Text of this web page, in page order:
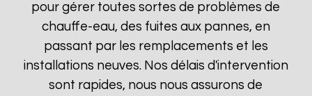
pour gérer toutes sortes de problèmes de
chauffe-eau, des fuites aux pannes, en
passant par les remplacements et les
installations neuves. Nos délais d'intervention
sont rapides, nous nous assurons de